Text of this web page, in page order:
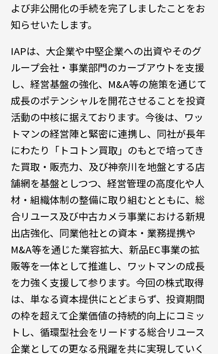
よび非公開化の手続を完了しましたことをお
知らせいたします。
IAPは、大企業や中堅企業への出資やそのグ
ループ会社・事業部門のカーブアウトを支援
し、経営基盤の強化、M&A等の施策を通じて
成長のポテンシャルを開花させることを投資
活動の中核に据えております。今後は、ワッ
トマンの経営陣と緊密に連携し、同社が長年
にわたり「トコトン買取」のもとで培ってき
た買取・販売力、及び神奈川を地盤とする店
舗網を基盤としつつ、経営管理の高度化や人
材・組織体制の整備に取り組むとともに、総
合リユース及び中古カメラ事業における新規
出店強化、同業他社との資本・業務提携や
M&A等を通じた業容拡大、新品EC事業の拡
販等を一体として推進し、ワットマンの成長
を力強く支援して参ります。今回の株式取得
は、単なる資本提供にとどまらず、投資期間
の枠を超えて企業価値の持続的向上にコミッ
トし、循環型社会をリードする総合リユース
企業としての更なる飛躍を共に実現していく